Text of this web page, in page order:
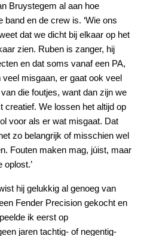
Bruystegem al aan hoe
en de crew is. ‘Wie ons
dat we dicht bij elkaar op het
zien. Ruben is zanger, hij
en dat soms vanaf een PA,
misgaan, er gaat ook veel
die foutjes, want dan zijn we
creatief. We lossen het altijd op
voor als er wat misgaat. Dat
zo belangrijk of misschien wel
Fouten maken mag, júist, maar
oplost.’
hij gelukkig al genoeg van
Fender Precision gekocht en
ik eerst op
jaren tachtig- of negentig-